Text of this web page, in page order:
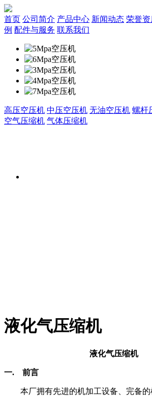
首页 公司简介 产品中心 新闻动态 荣誉资
例 配件与服务 联系我们
高压空压机 中压空压机 无油空压机 螺杆
空气压缩机 气体压缩机
液化气压缩机
液化气压缩机
一. 前言
本厂拥有先进的机加工设备、完备